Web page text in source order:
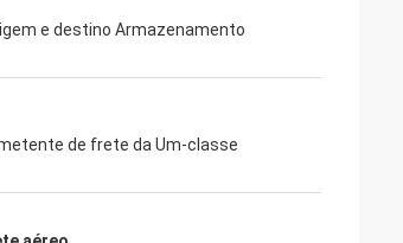
e destino Armazenamento
de frete da Um-classe